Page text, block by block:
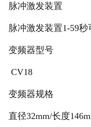
脉冲激发装置
脉冲激发装置1-59秒
变频器型号
CV18
变频器规格
直径32mm/长度